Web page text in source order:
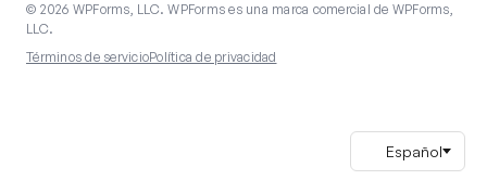
© 2026 WPForms, LLC. WPForms es una marca comercial de WPForms,
LLC.
Términos de servicioPolítica de privacidad